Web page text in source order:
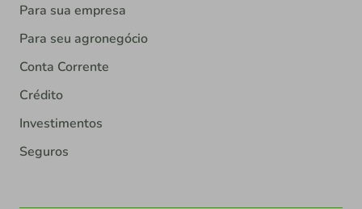
Para sua empresa
Para seu agronegócio
Conta Corrente
Crédito
Investimentos
Seguros